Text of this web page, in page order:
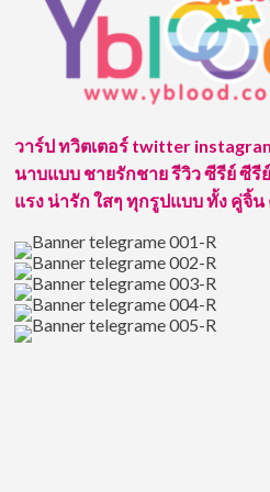
วาร์ป ทวิตเตอร์ twitter
นาบแบบ ชายรักชาย รีวิว ซีรีย์ ซีรี
แรง น่ารัก ใสๆ ทุกรูปแบบ ทั้ง คู่จิ้น